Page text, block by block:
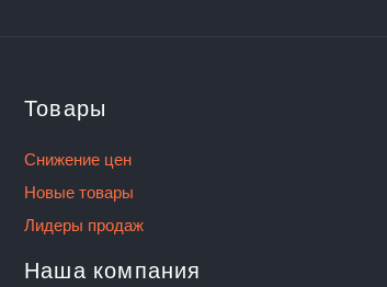
Товары
Снижение цен
Новые товары
Лидеры продаж
Наша компания